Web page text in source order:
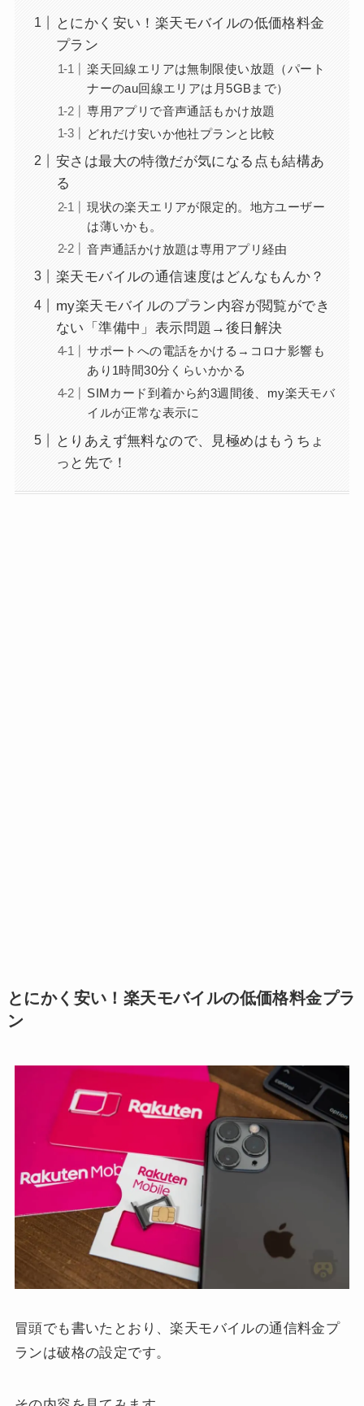
とにかく安い！楽天モバイルの低価格料金
プラン
楽天回線エリアは無制限使い放題（パート
ナーのau回線エリアは月5GBまで）
専用アプリで音声通話もかけ放題
どれだけ安いか他社プランと比較
安さは最大の特徴だが気になる点も結構あ
る
現状の楽天エリアが限定的。地方ユーザー
は薄いかも。
音声通話かけ放題は専用アプリ経由
楽天モバイルの通信速度はどんなもんか？
my楽天モバイルのプラン内容が閲覧ができ
ない「準備中」表示問題→後日解決
サポートへの電話をかける→コロナ影響も
あり1時間30分くらいかかる
SIMカード到着から約3週間後、my楽天モバ
イルが正常な表示に
とりあえず無料なので、見極めはもうちょ
っと先で！
とにかく安い！楽天モバイルの低価格料金プラ
ン
冒頭でも書いたとおり、楽天モバイルの通信料金プ
ランは破格の設定です。